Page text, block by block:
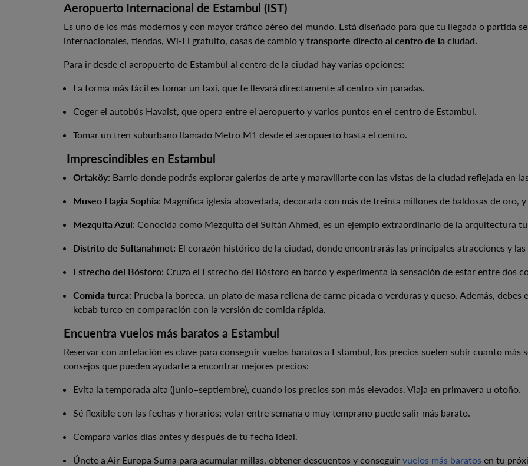
Aeropuerto Internacional de Estambul (IST)
Es uno de los más modernos y con mayor tráfico aéreo del mundo. Está diseñado para que tu llegada o partida
internacionales, tiendas, Wi-Fi gratuito, casas de cambio y transporte directo al centro de la ciudad.
Para ir desde el aeropuerto de Estambul al centro de la ciudad hay varias opciones:
La forma más fácil es tomar un taxi, que te llevará directamente al centro sin paradas.
Coger el autobús Havaist, que opera entre el aeropuerto y varios puntos en el centro de Estambul.
Tomar un tren suburbano llamado Metro M1 desde el aeropuerto hasta el centro.
Imprescindibles en Estambul
Ortaköy: Barrio donde podrás explorar galerías de arte y maravillarte con las vistas de la ciudad reflejada en
Museo Hagia Sophia: Magnífica iglesia abovedada, decorada con más de treinta millones de baldosas de oro,
Mezquita Azul: Conocida como Mezquita del Sultán Ahmed, es un ejemplo extraordinario de la arquitectura
Distrito de Sultanahmet: El corazón histórico de la ciudad, donde encontrarás las principales atracciones y
Estrecho del Bósforo: Cruza el Estrecho del Bósforo en barco y experimenta la sensación de estar entre dos
Comida turca: Prueba la boreca, un plato de masa rellena de carne picada o verduras y queso. Además,
kebab turco en comparación con la versión de comida rápida.
Encuentra vuelos más baratos a Estambul
Reservar con antelación es clave para conseguir vuelos baratos a Estambul, los precios suelen subir cuanto más
consejos que pueden ayudarte a encontrar mejores precios:
Evita la temporada alta (junio–septiembre), cuando los precios son más elevados. Viaja en primavera u otoño.
Sé flexible con las fechas y horarios; volar entre semana o muy temprano puede salir más barato.
Compara varios días antes y después de tu fecha ideal.
Únete a Air Europa Suma para acumular millas, obtener descuentos y conseguir vuelos más baratos en tu